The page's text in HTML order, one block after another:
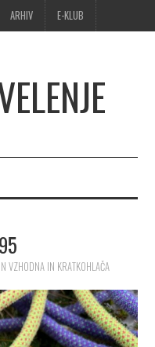
ARHIV E-KLUB
IN VZHODNA IN KRATKOHLAČA